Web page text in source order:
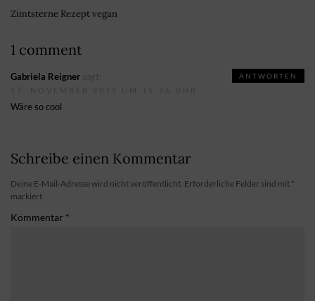
Zimtsterne Rezept vegan
1 comment
Gabriela Reigner
Wäre so cool
ANTWORTEN
Schreibe einen Kommentar
Deine E-Mail-Adresse wird nicht veröffentlicht. Erforderliche Felder sind mit *
markiert
Kommentar *